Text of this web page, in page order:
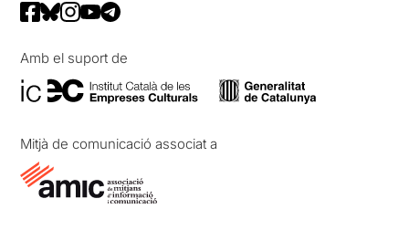
Amb el suport de
Mitjà de comunicació associat a